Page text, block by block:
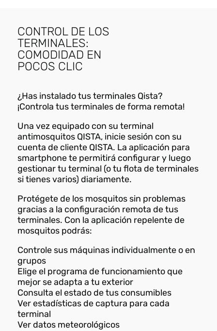
CONTROL DE LOS
TERMINALES:
COMODIDAD EN
POCOS CLIC
¿Has instalado tus terminales Qista?
¡Controla tus terminales de forma remota!
Una vez equipado con su terminal
antimosquitos QISTA, inicie sesión con su
cuenta de cliente QISTA. La aplicación para
smartphone te permitirá configurar y luego
gestionar tu terminal (o tu flota de terminales
si tienes varios) diariamente.
Protégete de los mosquitos sin problemas
gracias a la configuración remota de tus
terminales. Con la aplicación repelente de
mosquitos podrás:
Controle sus máquinas individualmente o en
grupos
Elige el programa de funcionamiento que
mejor se adapta a tu exterior
Consulta el estado de tus consumibles
Ver estadísticas de captura para cada
terminal
Ver datos meteorológicos